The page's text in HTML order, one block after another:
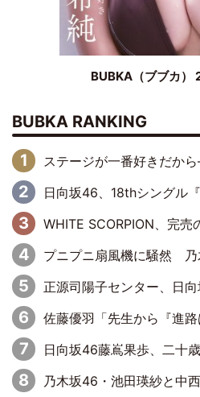
BUBKA（ブブカ）
BUBKA RANKING
ステージが一番好きだから
日向坂46、18thシングル『イチャイチャ虫』センターは正源司陽子に決定
WHITE SCORPION、完売のSUPERNOVA KAWASAKIで沸
プニプニ扇風機に騒然 乃木坂46“これいく
正源司陽子センター、日向坂46 18thシング
佐藤優羽「先生から『進路はどうするの？』と聞かれて。『実は……』とXのトレンドで1位になっているス
日向坂46藤嶌果歩、二十歳のサプライズバースデーに大喜
乃木坂46・池田瑛紗と中西アルノが「真冬のかき氷」騒動で火花散ら